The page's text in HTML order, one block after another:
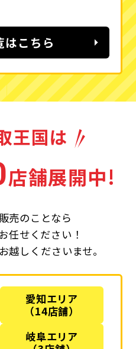
はこちら
店舗展開中!
売のことなら
任せください！
越しくださいませ。
愛知エリア
（14店舗）
岐阜エリア